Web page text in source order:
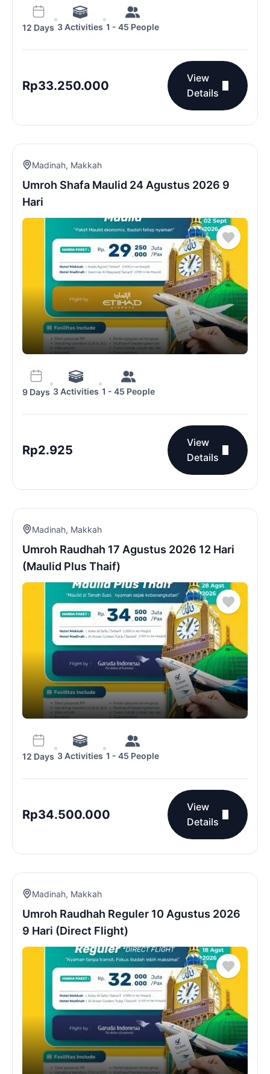
12 Days 3 Activities 1 - 45 People
Rp33.250.000
View
Details
Madinah, Makkah
Umroh Shafa Maulid 24 Agustus 2026 9
Hari
9 Days 3 Activities 1 - 45 People
Rp2.925
View
Details
Madinah, Makkah
Umroh Raudhah 17 Agustus 2026 12 Hari
(Maulid Plus Thaif)
12 Days 3 Activities 1 - 45 People
Rp34.500.000
View
Details
Madinah, Makkah
Umroh Raudhah Reguler 10 Agustus 2026
9 Hari (Direct Flight)